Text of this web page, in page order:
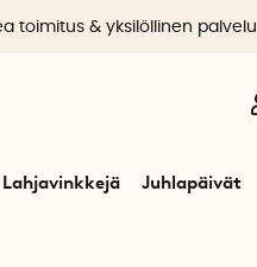
Lahjavinkkejä Juhlapäivät
toimitus & yksilöllinen palvelu